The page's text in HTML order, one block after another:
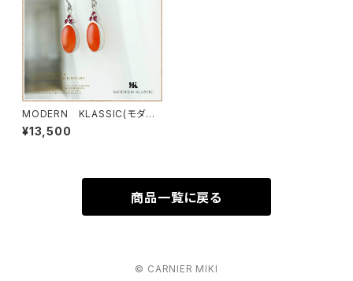
MODERN KLASSIC(モダン
クラシック） ノーヴァカーネリ
ピアス（レットサファイア、カーネ
¥13,500
商品一覧に戻る
© CARNIER MIKI